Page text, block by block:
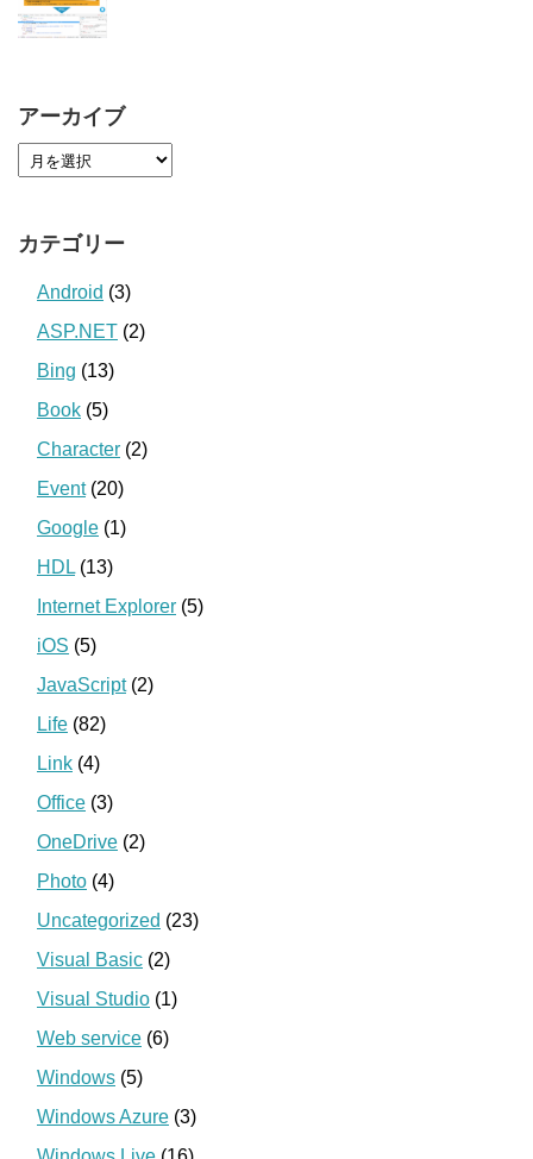
アーカイブ
カテゴリー
Android (3)
ASP.NET (2)
Bing (13)
Book (5)
Character (2)
Event(20)
Google (1)
HDL (13)
Internet Explorer (5)
iOS (5)
JavaScript(2)
Life (82)
Link (4)
Office (3)
OneDrive (2)
Photo (4)
Uncategorized (23)
Visual Basic (2)
Visual Studio (1)
Web service (6)
Windows (5)
Windows Azure (3)